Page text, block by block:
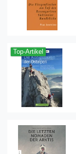
Top-Artikel